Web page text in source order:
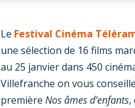
Le Festival Cinéma
une sélection de 16 films
au 25 janvier dans 450
Villefranche on vous
première Nos âmes d’enfants,